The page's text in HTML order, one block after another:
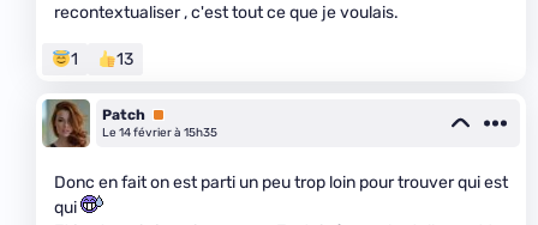
recontextualiser , c'est tout ce que je voulais.
1 13
Patch Premium
Le 14 février à 15h35
Donc en fait on est parti un peu trop loin pour trouver qui est
qui